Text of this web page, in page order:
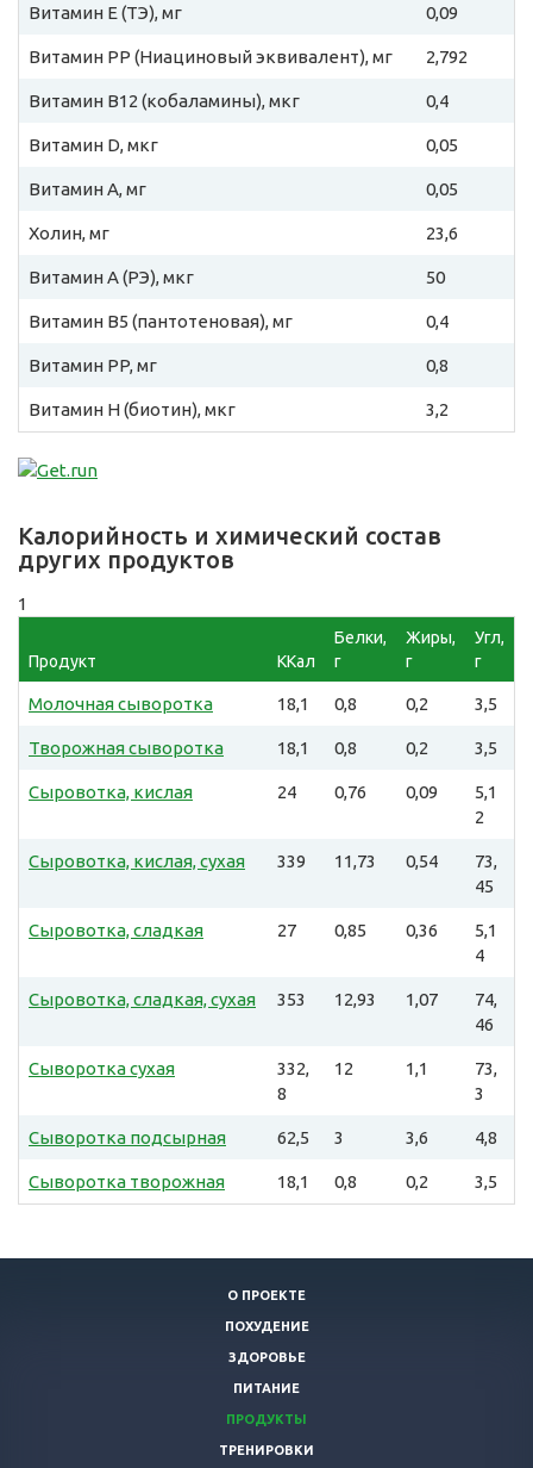
Витамин E (ТЭ), мг 0,09
Витамин PP (Ниациновый эквивалент), мг 2,792
Витамин B12 (кобаламины), мкг 0,4
Витамин D, мкг 0,05
Витамин A, мг 0,05
Холин, мг 23,6
Витамин A (РЭ), мкг 50
Витамин B5 (пантотеновая), мг 0,4
Витамин PP, мг 0,8
Витамин H (биотин), мкг 3,2
Калорийность и химический состав
других продуктов
1
Продукт ККал
Белки,
г
Жиры,
г
Угл,
г
Молочная сыворотка 18,1 0,8 0,2 3,5
Творожная сыворотка 18,1 0,8 0,2 3,5
Сыровотка, кислая 24 0,76 0,09
5,1
2
Сыровотка, кислая, сухая 339 11,73 0,54
73,
45
Сыровотка, сладкая 27 0,85 0,36
5,1
4
Сыровотка, сладкая, сухая 353 12,93 1,07
74,
46
Сыворотка сухая
332,
8
12 1,1
73,
3
Сыворотка подсырная 62,5 3 3,6 4,8
Сыворотка творожная 18,1 0,8 0,2 3,5
О ПРОЕКТЕ
ПОХУДЕНИЕ
ЗДОРОВЬЕ
ПИТАНИЕ
ПРОДУКТЫ
ТРЕНИРОВКИ